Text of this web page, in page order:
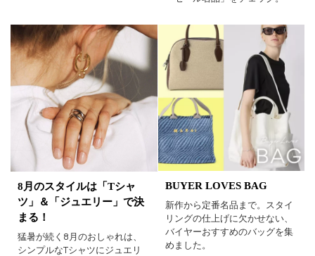
8月のスタイルは「Tシャ
ツ」＆「ジュエリー」で決
まる！
猛暑が続く8月のおしゃれは、
シンプルなTシャツにジュエリ
BUYER LOVES BAG
新作から定番名品まで。スタイ
リングの仕上げに欠かせない、
バイヤーおすすめのバッグを集
めました。